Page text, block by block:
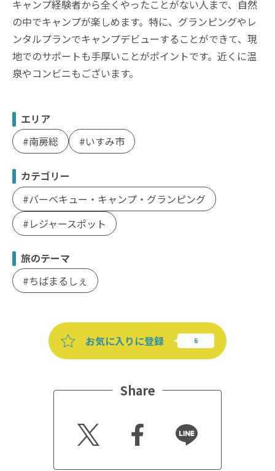
キャンプ経験者から全くやったことがない人まで、自然
の中でキャンプが楽しめます。特に、グランピングやレ
ンタルプランでキャンプデビューすることができて、現
地でのサポートも手厚いことがポイントです。近くに温
泉やコンビニもございます。
エリア
南房総
いすみ市
カテゴリー
バーベキュー・キャンプ・グランピング
レジャースポット
旅のテーマ
ちばまるしぇ
お気に入りに登録
Share
Twitt
er
Faceb
ook
Line